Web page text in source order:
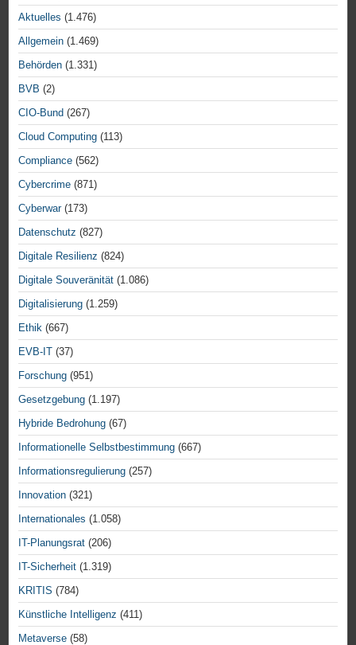
Aktuelles (1.476)
Allgemein (1.469)
Behörden (1.331)
BVB (2)
CIO-Bund (267)
Cloud Computing (113)
Compliance (562)
Cybercrime (871)
Cyberwar(173)
Datenschutz (827)
Digitale Resilienz (824)
Digitale Souveränität (1.086)
Digitalisierung (1.259)
Ethik (667)
EVB-IT (37)
Forschung (951)
Gesetzgebung (1.197)
Hybride Bedrohung (67)
Informationelle Selbstbestimmung (667)
Informationsregulierung (257)
Innovation (321)
Internationales (1.058)
IT-Planungsrat (206)
IT-Sicherheit (1.319)
KRITIS (784)
Künstliche Intelligenz (411)
Metaverse (58)